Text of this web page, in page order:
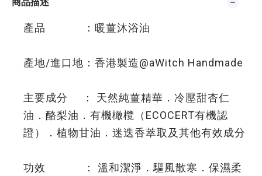
產品 ：暖薑沐浴油
產地/進口地：香港製造@aWitch Handmade
主要成分 ： 天然純薑精華．冷壓甜杏仁
油．酪梨油．有機橄欖（ECOCERT有機認
證）．植物甘油．迷迭香萃取及其他有效成分
功效 ： 溫和潔淨．驅風散寒．保濕柔